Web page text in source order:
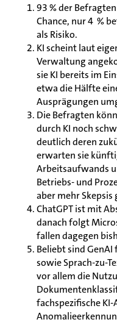
93 % der
Chance, nur 4 %
als Risiko.
KI scheint laut
Verwaltung
sie KI bereits im
etwa die Hälfte
Ausprägungen
Die Befragten
durch KI noch
deutlich deren
erwarten sie
Arbeitsaufwands
Betriebs- und
aber mehr
ChatGPT ist mit
danach folgt
fallen dagegen
Beliebt sind
sowie Sprach-zu-
vor allem die
fachspezifische